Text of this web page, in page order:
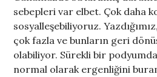
sebepleri var elbet. Çok daha
sosyalleşebiliyoruz.
çok fazla ve bunların geri
olabiliyor. Sürekli bir
normal olarak ergenliğini